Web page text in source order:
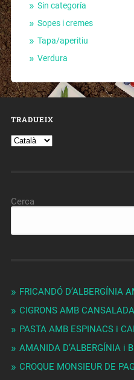
Sin categoría
Sopes i cremes
Tapa/aperitiu
Verdura
TRADUEIX
Cerca
FRICANDÓ D’ALBERGÍNIA
CIGRONS AMB
PASTA AMB ESPINACS i
AMANIDA D’ALBERGÍNIA i
CROQUE MONSIEUR DE